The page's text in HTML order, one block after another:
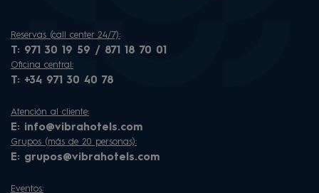
Reservas (call center 24/7):
T: 971 30 19 59 / 871 18 70 01
Oficina central:
T: +34 971 30 40 78
Atención al cliente:
E: info@vibrahotels.com
Grupos (más de 20 personas):
E: grupos@vibrahotels.com
Eventos: